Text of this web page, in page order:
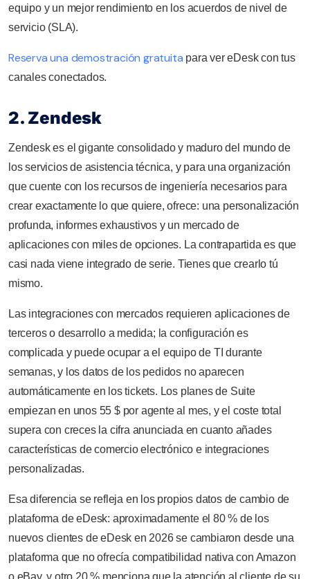
equipo y un mejor rendimiento en los acuerdos de nivel de
servicio (SLA).
Reserva una demostración gratuita para ver eDesk con tus
canales conectados.
2. Zendesk
Zendesk es el gigante consolidado y maduro del mundo de
los servicios de asistencia técnica, y para una organización
que cuente con los recursos de ingeniería necesarios para
crear exactamente lo que quiere, ofrece: una personalización
profunda, informes exhaustivos y un mercado de
aplicaciones con miles de opciones. La contrapartida es que
casi nada viene integrado de serie. Tienes que crearlo tú
mismo.
Las integraciones con mercados requieren aplicaciones de
terceros o desarrollo a medida; la configuración es
complicada y puede ocupar a el equipo de TI durante
semanas, y los datos de los pedidos no aparecen
automáticamente en los tickets. Los planes de Suite
empiezan en unos 55 $ por agente al mes, y el coste total
supera con creces la cifra anunciada en cuanto añades
características de comercio electrónico e integraciones
personalizadas.
Esa diferencia se refleja en los propios datos de cambio de
plataforma de eDesk: aproximadamente el 80 % de los
nuevos clientes de eDesk en 2026 se cambiaron desde una
plataforma que no ofrecía compatibilidad nativa con Amazon